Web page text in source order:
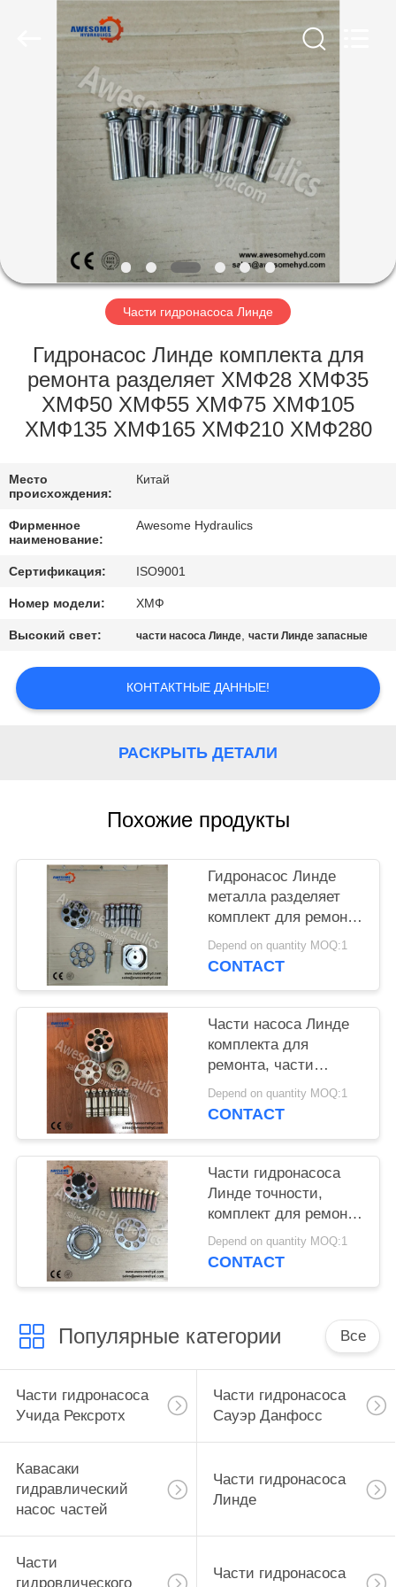
ДОМ
ПРОДУКТЫ
ПУТЕШЕСТВИЕ
ФАБРИКИ
ПРОВЕРКА
КАЧЕСТВА
МЫ
НОВОСТИ
СПРОСИТЕ
ЦИТАТУ
КАРТА
САЙТА
Части гидронасоса Линде
Гидронасос Линде комплекта для
ремонта разделяет ХМФ28 ХМФ35
ХМФ50 ХМФ55 ХМФ75 ХМФ105
ХМФ135 ХМФ165 ХМФ210 ХМФ280
Место
происхождения:
Китай
Фирменное
наименование:
Awesome Hydraulics
Сертификация: ISO9001
Номер модели: ХМФ
Высокий свет: части насоса Линде,части Линде запасные
КОНТАКТНЫЕ ДАННЫЕ!
РАСКРЫТЬ ДЕТАЛИ
Похожие продукты
Гидронасос Линде
металла разделяет
комплект для ремонта
БПР55 БПР75 БПР105
БПР140 БПР186
Depend on quantity MOQ:1
CONTACT
Части насоса Линде
комплекта для
ремонта, части
Б2ПВ35 Б2ПВ50
Б2ПВ75 Б2ПВ105
запасные
Depend on quantity MOQ:1
CONTACT
Части гидронасоса
Линде точности,
комплект для ремонта
БПВ35 БПВ50 БПВ70
БПВ100 БПВ200
Depend on quantity MOQ:1
CONTACT
Популярные категории Все
Части гидронасоса
Учида Рексротх
Части гидронасоса
Сауэр Данфосс
Кавасаки
гидравлический
насос частей
Части гидронасоса
Линде
Части
гидровлического
Части гидронасоса